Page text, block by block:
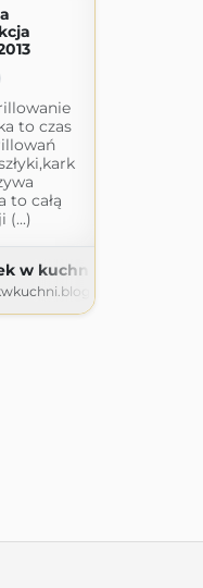
to czas
to całą
(...)
w kuchni